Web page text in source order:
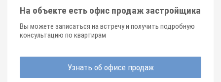
На объекте есть офис продаж застройщика
Вы можете записаться на встречу и получить подробную
консультацию по квартирам
Узнать об офисе продаж